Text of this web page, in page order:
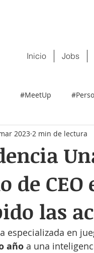
Inicio Jobs
#MeetUp
de
las
2023 2 min de lectura
especializada en
año a una